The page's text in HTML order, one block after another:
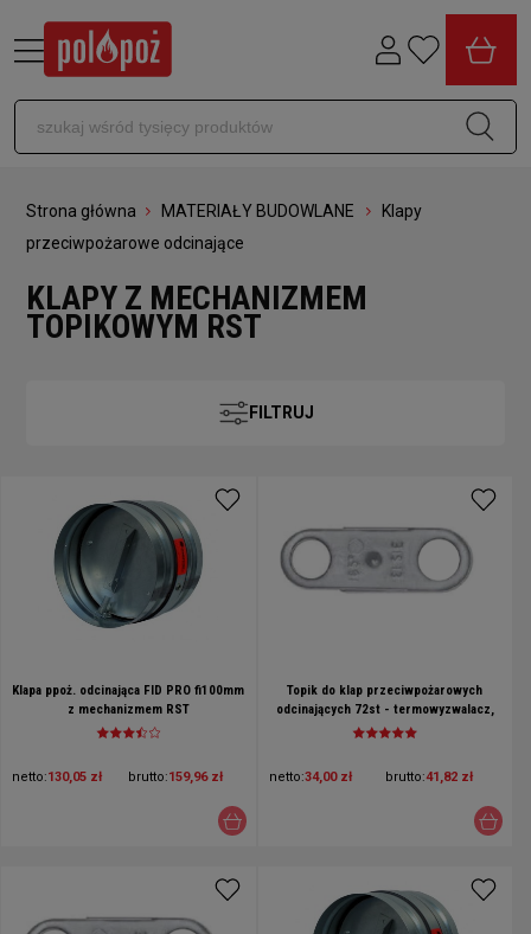
Strona główna MATERIAŁY BUDOWLANE
Klapy
przeciwpożarowe odcinające
KLAPY Z MECHANIZMEM
TOPIKOWYM RST
FILTRUJ
Klapa ppoż. odcinająca FID PRO fi100mm
z mechanizmem RST
netto:130,05 zł brutto:159,96 zł
Topik do klap przeciwpożarowych
odcinających 72st - termowyzwalacz,
bezpiecznik topikowy
netto:34,00 zł brutto:41,82 zł